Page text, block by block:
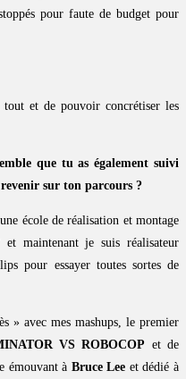
pour faute de budget pour
et de pouvoir concrétiser les
que tu as également suivi
sur ton parcours ?
école de réalisation et montage
maintenant je suis réalisateur
pour essayer toutes sortes de
» avec mes mashups, le premier
VS ROBOCOP et de
émouvant à Bruce Lee et dédié à